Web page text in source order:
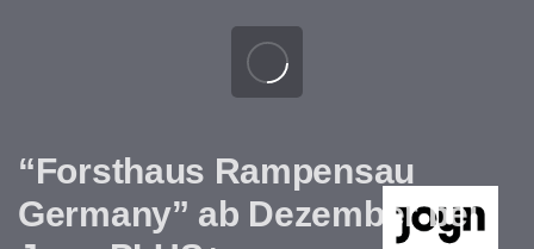
“Forsthaus Rampensau
Germany” ab Dezember bei